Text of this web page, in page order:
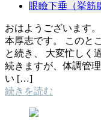
眼瞼下垂（挙筋
おはようございます
本厚志です。 このと
と続き、 大変忙しく
続きますが、体調管
い […]
続きを読む